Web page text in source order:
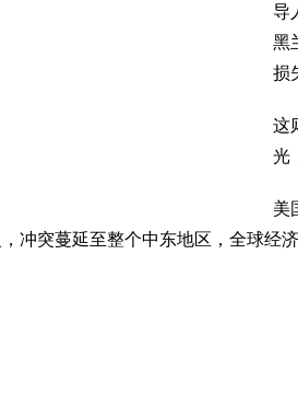
导
黑
损
这
光
美
冲突蔓延至整个中东地区，全球经